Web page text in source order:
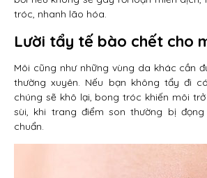
tróc, nhanh lão hóa.
Lười tẩy tế bào chết cho
Môi cũng như những vùng da khác cần
thường xuyên. Nếu bạn không tẩy đi
chúng sẽ khô lại, bong tróc khiến môi
sùi, khi trang điểm son thường bị
chuẩn.